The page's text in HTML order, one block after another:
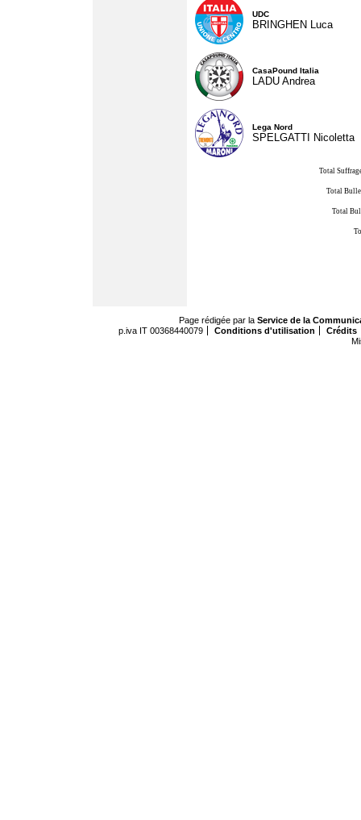
UDC
BRINGHEN Luca
CasaPound Italia
LADU Andrea
Lega Nord
SPELGATTI Nicoletta
Total
Total
Total
Page rédigée par la Service de la
p.iva IT 00368440079
Conditions d'utilisation
Crédits